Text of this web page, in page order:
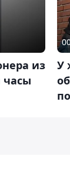
из
часы
У